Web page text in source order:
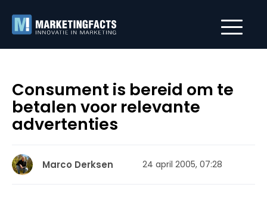
Consument is bereid om te
betalen voor relevante
advertenties
Marco Derksen 24 april 2005, 07:28